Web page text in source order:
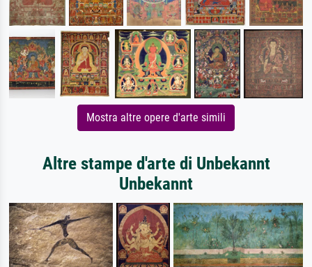
Mostra altre opere d'arte simili
Altre stampe d'arte di Unbekannt
Unbekannt